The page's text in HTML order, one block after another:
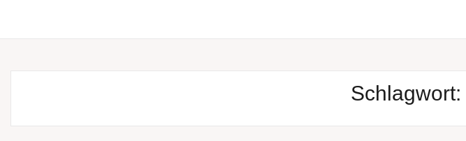
Schlagwort: